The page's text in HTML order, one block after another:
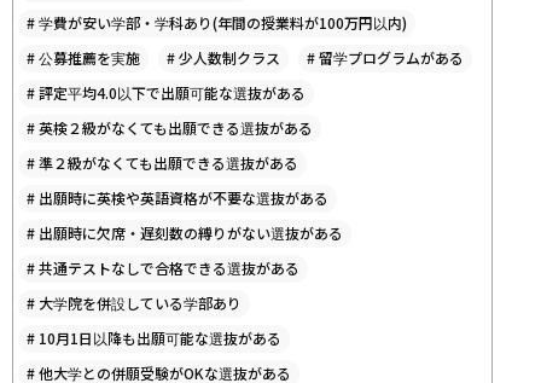
#学費が安い学部・学科あり(年間の授業料が100万円以内)
#公募推薦を実施 #少人数制クラス #留学プログラムがある
#評定平均4.0以下で出願可能な選抜がある
#英検２級がなくても出願できる選抜がある
#準２級がなくても出願できる選抜がある
# 出願時に英検や英語資格が不要な選抜がある
# 出願時に欠席・遅刻数の縛りがない選抜がある
#共通テストなしで合格できる選抜がある
# 大学院を併設している学部あり
# 10月1日以降も出願可能な選抜がある
#他大学との併願受験がOKな選抜がある